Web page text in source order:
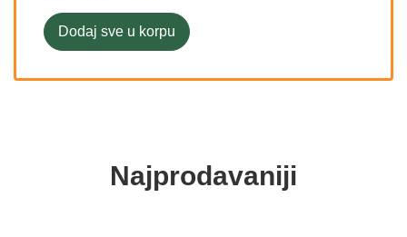
Dodaj sve u korpu
Najprodavaniji